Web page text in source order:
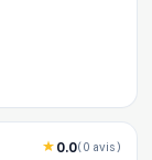
0.0(0 avis)